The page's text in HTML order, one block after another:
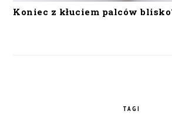
Koniec z kłuciem palców
TAGI